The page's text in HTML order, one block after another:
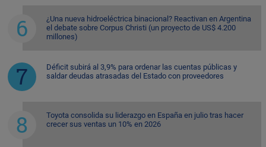
¿Una nueva hidroeléctrica binacional? Reactivan en Argentina
el debate sobre Corpus Christi (un proyecto de US$ 4.200
millones)
Déficit subirá al 3,9% para ordenar las cuentas públicas y
saldar deudas atrasadas del Estado con proveedores
Toyota consolida su liderazgo en España en julio tras hacer
crecer sus ventas un 10% en 2026